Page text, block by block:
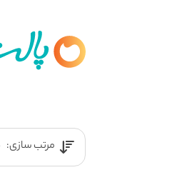
مرتب سازی: